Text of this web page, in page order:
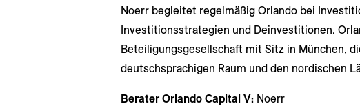
Noerr begleitet regelmäßig Orlando bei
Investitionsstrategien und Deinvestitionen.
Beteiligungsgesellschaft mit Sitz in München,
deutschsprachigen Raum und den nordischen
Berater Orlando Capital V:Noerr